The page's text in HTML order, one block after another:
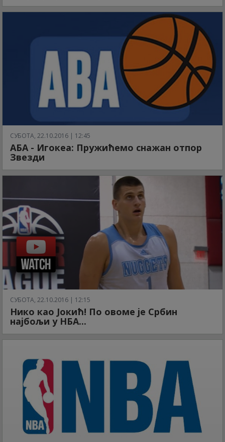
СУБОТА, 22.10.2016 | 12:45
АБА - Игокеа: Пружићемо снажан отпор
Звезди
СУБОТА, 22.10.2016 | 12:15
Нико као Јокић! По овоме је Србин
најбољи у НБА...